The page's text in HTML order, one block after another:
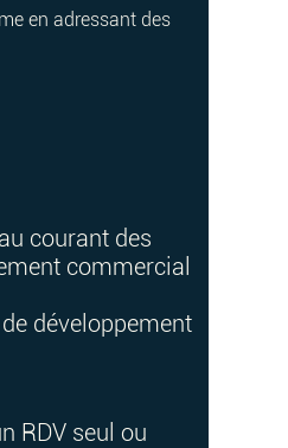
en adressant des
courant des
commercial
développement
RDV seul ou